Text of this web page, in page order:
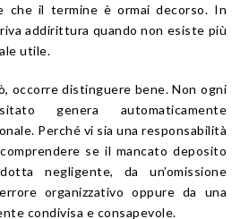
che il termine è ormai decorso. In
addirittura quando non esiste più
utile.
occorre distinguere bene. Non ogni
genera automaticamente
Perché vi sia una responsabilità
se il mancato deposito
negligente, da un’omissione
organizzativo oppure da una
condivisa e consapevole.